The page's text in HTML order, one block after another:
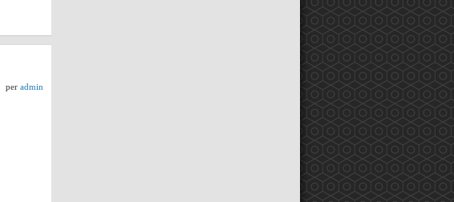
per admin